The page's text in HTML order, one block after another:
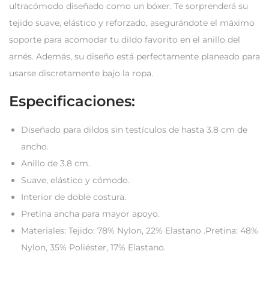
ultracómodo diseñado como un bóxer. Te sorprenderá su
tejido suave, elástico y reforzado, asegurándote el máximo
soporte para acomodar tu dildo favorito en el anillo del
arnés. Además, su diseño está perfectamente planeado para
usarse discretamente bajo la ropa.
Especificaciones:
Diseñado para dildos sin testículos de hasta 3.8 cm de
ancho.
Anillo de 3.8 cm.
Suave, elástico y cómodo.
Interior de doble costura.
Pretina ancha para mayor apoyo.
Materiales: Tejido: 78% Nylon, 22% Elastano .Pretina: 48%
Nylon, 35% Poliéster, 17% Elastano.